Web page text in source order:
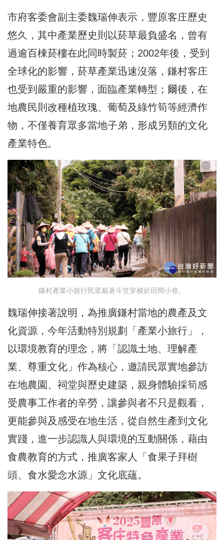
市府客委會副主委魏瑞伸表示，豐原客庄歷史
悠久，其中產業歷史則以菸草最負盛名，曾有
過逾百棟菸樓在此同時製菸；2002年後，受到
全球化的影響，菸草產業迅速沒落，鎌村客庄
也受到嚴重的影響，面臨產業轉型；爾後，在
地農民則改種植玫瑰、葡萄及綠竹筍等經濟作
物，不僅養育眾多當地子弟，形成另類的文化
產業特色。
鎌村產業小旅行民眾戴著斗笠穿梭於田間小巷。
魏瑞伸接著說明，為推廣鎌村當地的農產及文
化資源，今年活動特別規劃「產業小旅行」，
以環境教育的理念，將「認識土地、理解產
業、尊重文化」作為核心，邀請民眾實地參訪
在地農園、祠堂與歷史建築，親身體驗採筍感
受農事工作者的辛勞，讓參與者不只是觀看，
更能參與及感受在地生活，從自然生產到文化
實踐，進一步認識人與環境的互動關係，藉由
食農教育的方式，推廣客家人「食果子拜樹
頭、食水愛念水源」文化底蘊。